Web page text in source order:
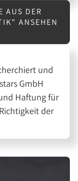
AUS DER
ANSEHEN
und
GmbH
Haftung für
der